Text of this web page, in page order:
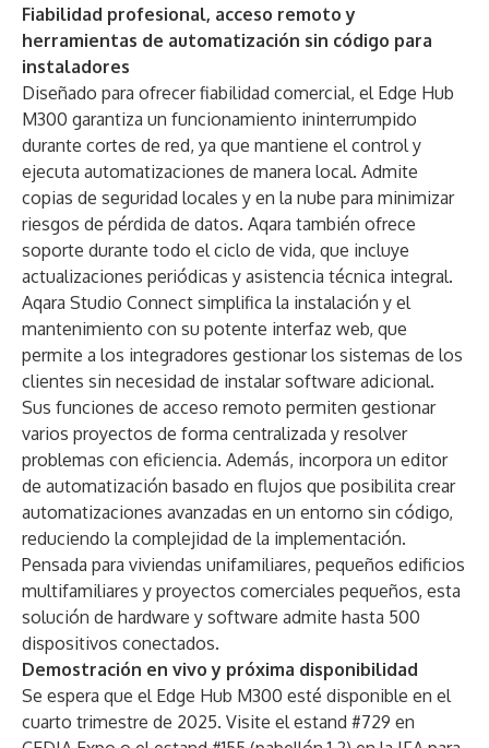
Fiabilidad profesional, acceso remoto y
herramientas de automatización sin código para
instaladores
Diseñado para ofrecer fiabilidad comercial, el Edge Hub
M300 garantiza un funcionamiento ininterrumpido
durante cortes de red, ya que mantiene el control y
ejecuta automatizaciones de manera local. Admite
copias de seguridad locales y en la nube para minimizar
riesgos de pérdida de datos. Aqara también ofrece
soporte durante todo el ciclo de vida, que incluye
actualizaciones periódicas y asistencia técnica integral.
Aqara Studio Connect simplifica la instalación y el
mantenimiento con su potente interfaz web, que
permite a los integradores gestionar los sistemas de los
clientes sin necesidad de instalar software adicional.
Sus funciones de acceso remoto permiten gestionar
varios proyectos de forma centralizada y resolver
problemas con eficiencia. Además, incorpora un editor
de automatización basado en flujos que posibilita crear
automatizaciones avanzadas en un entorno sin código,
reduciendo la complejidad de la implementación.
Pensada para viviendas unifamiliares, pequeños edificios
multifamiliares y proyectos comerciales pequeños, esta
solución de hardware y software admite hasta 500
dispositivos conectados.
Demostración en vivo y próxima disponibilidad
Se espera que el Edge Hub M300 esté disponible en el
cuarto trimestre de 2025. Visite el estand #729 en